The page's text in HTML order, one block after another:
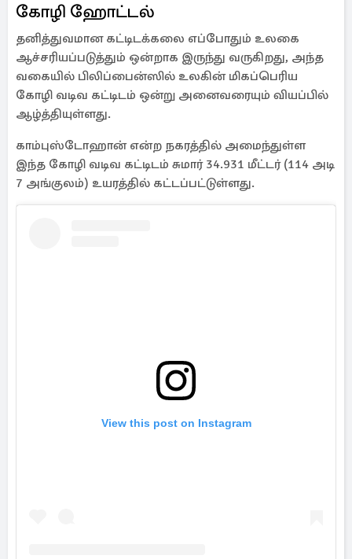
கோழி ஹோட்டல்
தனித்துவமான கட்டிடக்கலை எப்போதும் உலகை
ஆச்சரியப்படுத்தும் ஒன்றாக இருந்து வருகிறது, அந்த
வகையில் பிலிப்பைன்ஸில் உலகின் மிகப்பெரிய
கோழி வடிவ கட்டிடம் ஒன்று அனைவரையும் வியப்பில்
ஆழ்த்தியுள்ளது.
காம்புஸ்டோஹான் என்ற நகரத்தில் அமைந்துள்ள
இந்த கோழி வடிவ கட்டிடம் சுமார் 34.931 மீட்டர் (114 அடி
7 அங்குலம்) உயரத்தில் கட்டப்பட்டுள்ளது.
View this post on Instagram